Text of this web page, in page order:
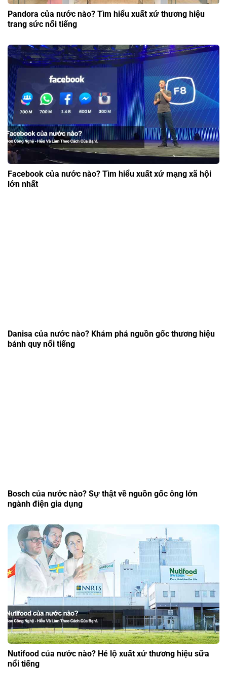
Pandora của nước nào? Tìm hiểu xuất xứ thương hiệu
trang sức nổi tiếng
Facebook của nước nào? Tìm hiểu xuất xứ mạng xã hội
lớn nhất
Danisa của nước nào? Khám phá nguồn gốc thương hiệu
bánh quy nổi tiếng
Bosch của nước nào? Sự thật về nguồn gốc ông lớn
ngành điện gia dụng
Nutifood của nước nào? Hé lộ xuất xứ thương hiệu sữa
nổi tiếng